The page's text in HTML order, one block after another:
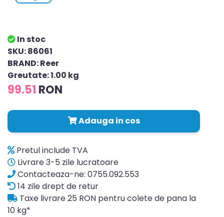
In stoc
SKU: 86061
BRAND: Reer
Greutate: 1.00 kg
99.51 RON
Adauga in cos
Pretul include TVA
Livrare 3-5 zile lucratoare
Contacteaza-ne: 0755.092.553
14 zile drept de retur
Taxe livrare 25 RON pentru colete de pana la
10 kg*